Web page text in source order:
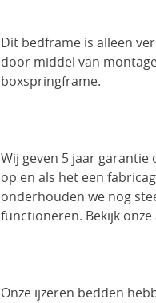
Dit bedframe is alleen
door middel van
boxspringframe.
Wij geven 5 jaar
op en als het een
onderhouden we nog
functioneren. Bekijk
Onze ijzeren bedden